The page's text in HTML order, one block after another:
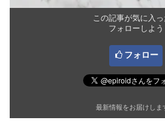
この記事が気に入っ
フォローしよう
フォロー
最新情報をお届けしま